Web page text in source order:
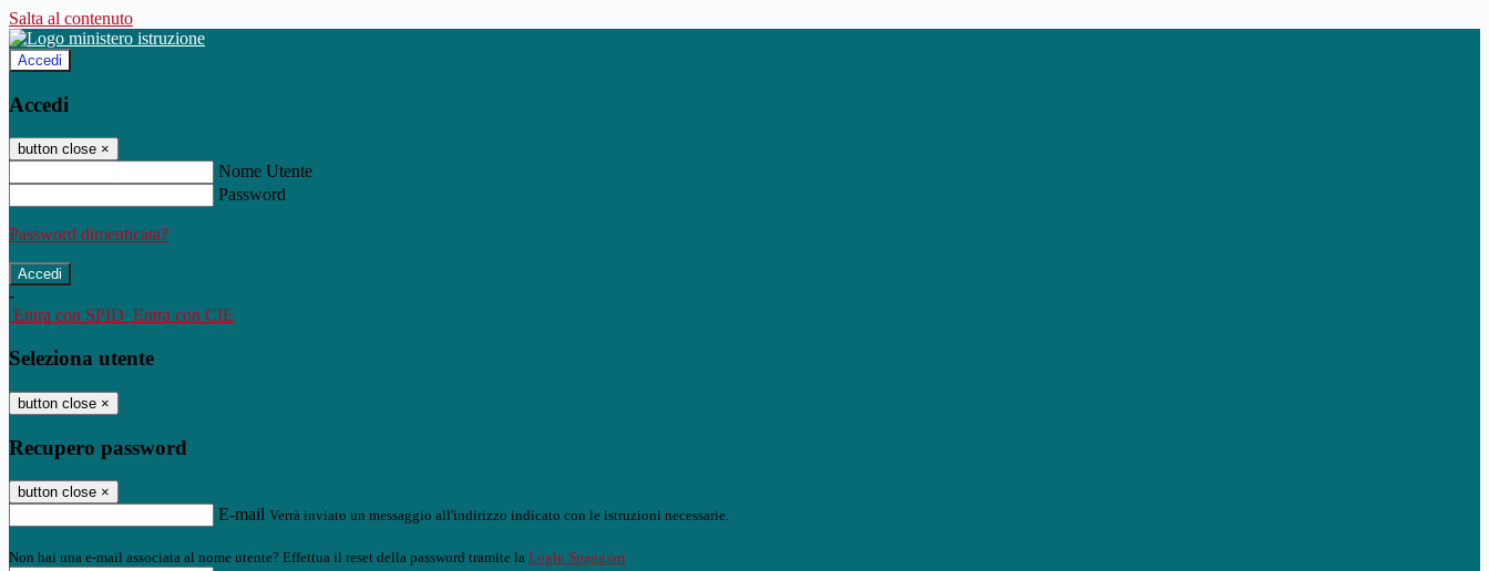
Salta al contenuto
Accedi
Accedi
button close ×
Nome Utente
Password
Password dimenticata?
-
Entra con SPID Entra con CIE
Seleziona utente
button close ×
Recupero password
button close ×
E-mail Verrà inviato un messaggio all'indirizzo indicato con le istruzioni necessarie.
Non hai una e-mail associata al nome utente? Effettua il reset della password tramite la Login Spaggiari